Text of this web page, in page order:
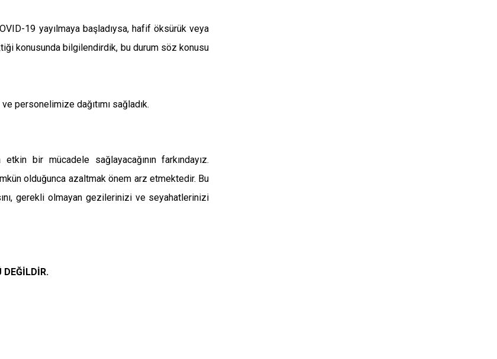
19 yayılmaya başladıysa, hafif öksürük veya
konusunda bilgilendirdik, bu durum söz konusu
personelimize dağıtımı sağladık.
etkin bir mücadele sağlayacağının farkındayız.
olduğunca azaltmak önem arz etmektedir. Bu
gerekli olmayan gezilerinizi ve seyahatlerinizi
DEĞİLDİR.